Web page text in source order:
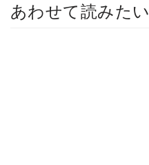
あわせて読みたい